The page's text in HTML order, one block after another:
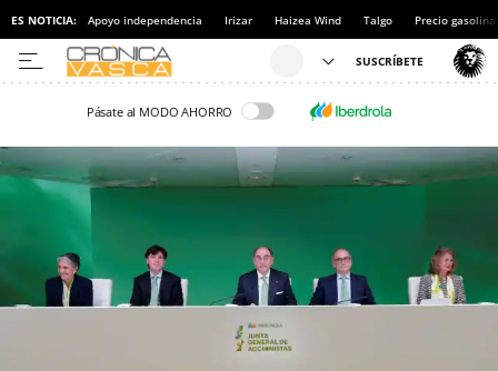
ES NOTICIA: Apoyo independencia Irizar Haizea Wind Talgo Precio gasolina
Pásate al MODO AHORRO